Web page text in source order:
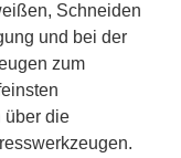
Schneiden
und bei der
zum
über die